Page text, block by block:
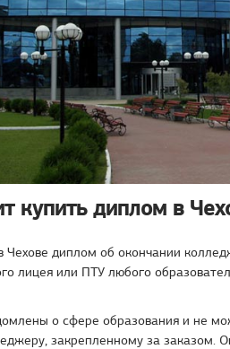
купить диплом в
диплом об окончании
лицея или ПТУ любого
о сфере образования и не
закрепленному за заказом.